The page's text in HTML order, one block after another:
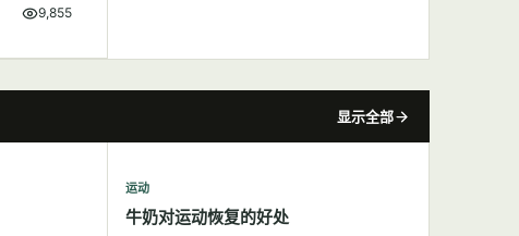
9,855
显示全部
运动
牛奶对运动恢复的好处